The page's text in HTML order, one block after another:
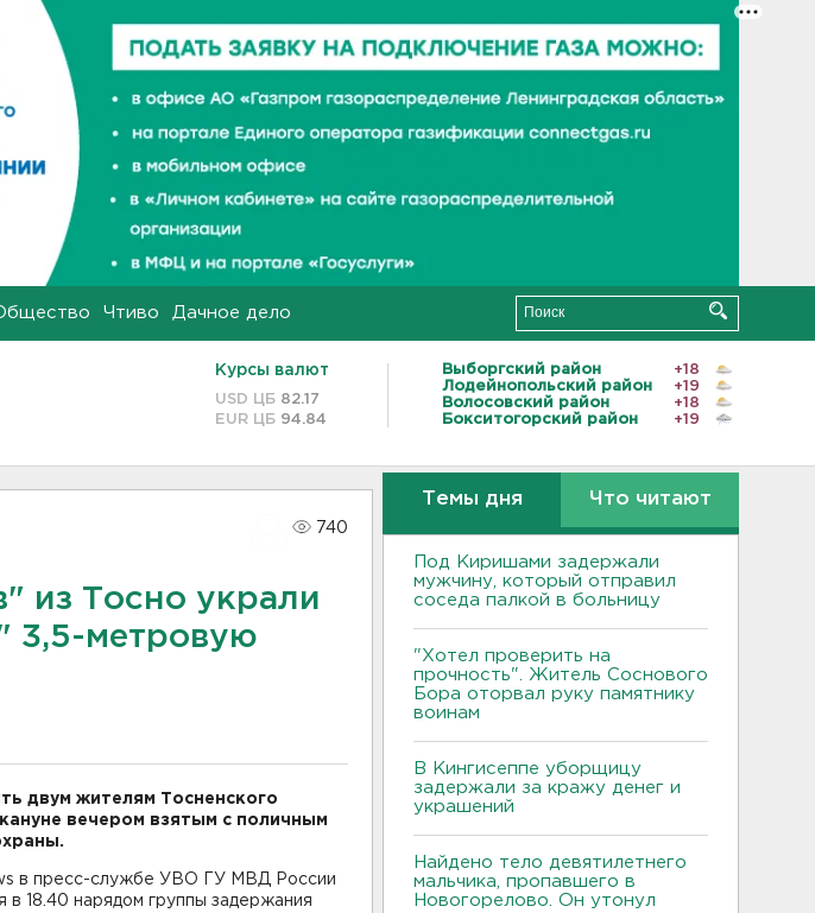
Чтиво Дачное дело
Курсы валют
USD ЦБ 82.17
EUR ЦБ 94.84
Выборгский район
+18
Лодейнопольский район
+19
Волосовский район
+18
Бокситогорский район
+19
740
из Тосно украли
3,5-метровую
двум жителям Тосненского
вечером взятым с поличным
в пресс-службе УВО ГУ МВД России
18.40 нарядом группы задержания
Темы дня Что читают
Под Киришами задержали
мужчину, который отправил
соседа палкой в больницу
"Хотел проверить на
прочность". Житель Соснового
Бора оторвал руку памятнику
воинам
В Кингисеппе уборщицу
задержали за кражу денег и
украшений
Найдено тело девятилетнего
мальчика, пропавшего в
Новогорелово. Он утонул